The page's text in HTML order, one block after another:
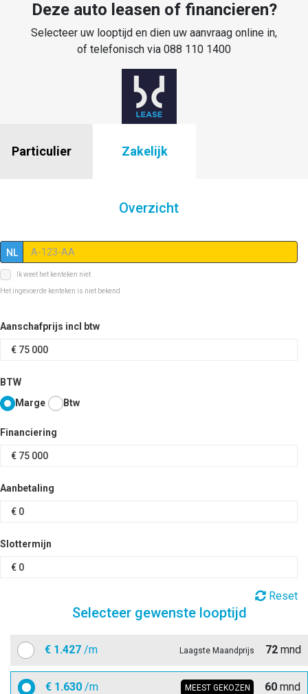
Deze auto leasen of financieren?
Selecteer uw looptijd en dien uw aanvraag online in,
of telefonisch via 088 110 1400
Particulier Zakelijk
Overzicht
NL
Ik weet het kenteken niet
Het ingevoerde kenteken is niet bekend
Aanschafprijs incl btw
BTW
Marge
Btw
Financiering
Aanbetaling
Slottermijn
Reset
Selecteer gewenste looptijd
€ 1.427 /m Laagste Maandprijs 72 mnd
€ 1.630 /m MEEST GEKOZEN 60 mnd